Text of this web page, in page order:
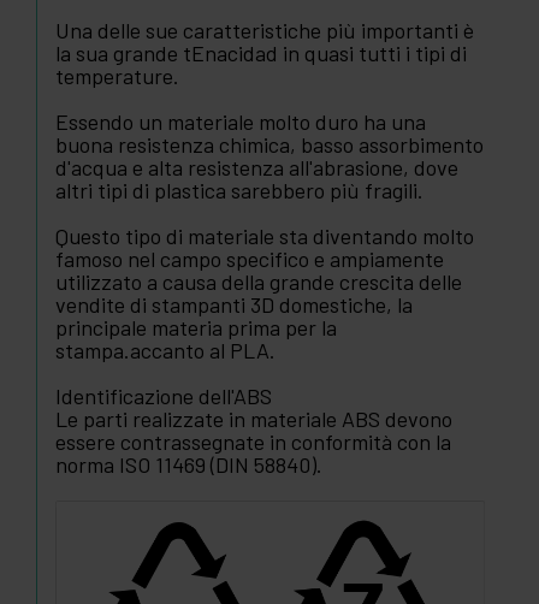
Una delle sue caratteristiche più importanti è
la sua grande tEnacidad in quasi tutti i tipi di
temperature.
Essendo un materiale molto duro ha una
buona resistenza chimica, basso assorbimento
d'acqua e alta resistenza all'abrasione, dove
altri tipi di plastica sarebbero più fragili.
Questo tipo di materiale sta diventando molto
famoso nel campo specifico e ampiamente
utilizzato a causa della grande crescita delle
vendite di stampanti 3D domestiche, la
principale materia prima per la
stampa.accanto al PLA.
Identificazione dell'ABS
Le parti realizzate in materiale ABS devono
essere contrassegnate in conformità con la
norma ISO 11469 (DIN 58840).